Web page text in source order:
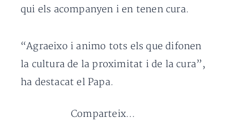
qui els acompanyen i en tenen cura.
“Agraeixo i animo tots els que difonen
la cultura de la proximitat i de la cura”,
ha destacat el Papa.
Comparteix...